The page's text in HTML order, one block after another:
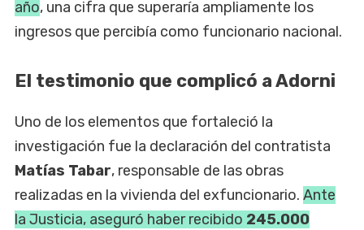
año, una cifra que superaría ampliamente los
ingresos que percibía como funcionario nacional.
El testimonio que complicó a Adorni
Uno de los elementos que fortaleció la
investigación fue la declaración del contratista
Matías Tabar, responsable de las obras
realizadas en la vivienda del exfuncionario. Ante
la Justicia, aseguró haber recibido 245.000